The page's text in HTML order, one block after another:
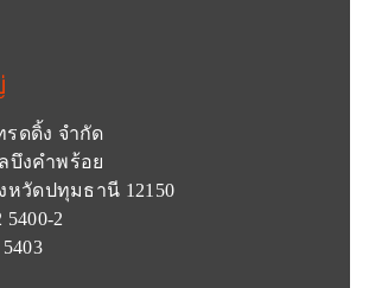
รดดิ้ง จำกัด
บึงคำพร้อย
หวัดปทุมธานี 12150
2